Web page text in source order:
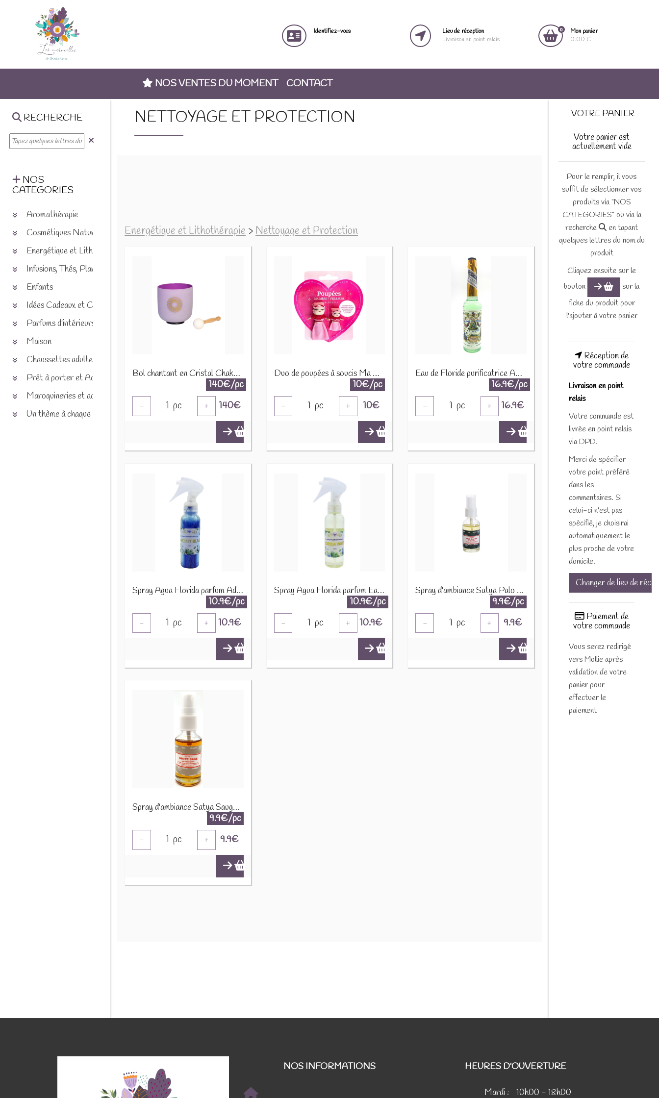
Identifiez-vous
Lieu de réception
Livraison en point relais
0
Mon panier
0.00 €
NOS VENTES DU MOMENT CONTACT
RECHERCHE
NOS
CATEGORIES
Aromathérapie
Cosmétiques Naturels
Energétique et Lithothérapie
Infusions, Thés, Plantes et produits naturels
Enfants
Idées Cadeaux et Chèques
Parfums d'intérieurs
Maison
Chaussettes adultes et enfants
Prêt à porter et Accessoires
Maroquineries et accessoires
Un thème à chaque saison
NETTOYAGE ET PROTECTION
Energétique et Lithothérapie >Nettoyage et Protection
Bol chantant en Cristal Chakra Couronne 72748
140€/pc
- 1 pc + 140€
Duo de poupées à soucis Ma Mère-veilleuse 75074
10€/pc
- 1 pc + 10€
Eau de Floride purificatrice AGUA221
16.9€/pc
- 1 pc + 16.9€
Spray Agua Florida parfum Adoucissant 100mL VAPG-ADOU
10.9€/pc
- 1 pc + 10.9€
Spray Agua Florida parfum Eau de Floride 100mL VAPG-AGUA
10.9€/pc
- 1 pc + 10.9€
Spray d'ambiance Satya Palo Santo - 30 ml 75850
9.9€/pc
- 1 pc + 9.9€
Spray d'ambiance Satya Sauge Blanche - 30 ml 75851
9.9€/pc
- 1 pc + 9.9€
VOTRE PANIER
Votre panier est
actuellement vide
Pour le remplir, il vous
suffit de sélectionner vos
produits via "NOS
CATEGORIES" ou via la
recherche
en tapant
quelques lettres du nom du
produit
Cliquez ensuite sur le
bouton
sur la
fiche du produit pour
l'ajouter à votre panier
Réception de
votre commande
Livraison en point
relais
Votre commande est
livrée en point relais
via DPD.
Merci de spécifier
votre point préféré
dans les
commentaires. Si
celui-ci n'est pas
spécifié, je choisirai
automatiquement le
plus proche de votre
domicile.
Changer de lieu de
Paiement de
votre commande
Vous serez redirigé
vers Mollie après
validation de votre
panier pour
effectuer le
paiement
NOS INFORMATIONS HEURES D'OUVERTURE
Mardi :
10h00 - 18h00